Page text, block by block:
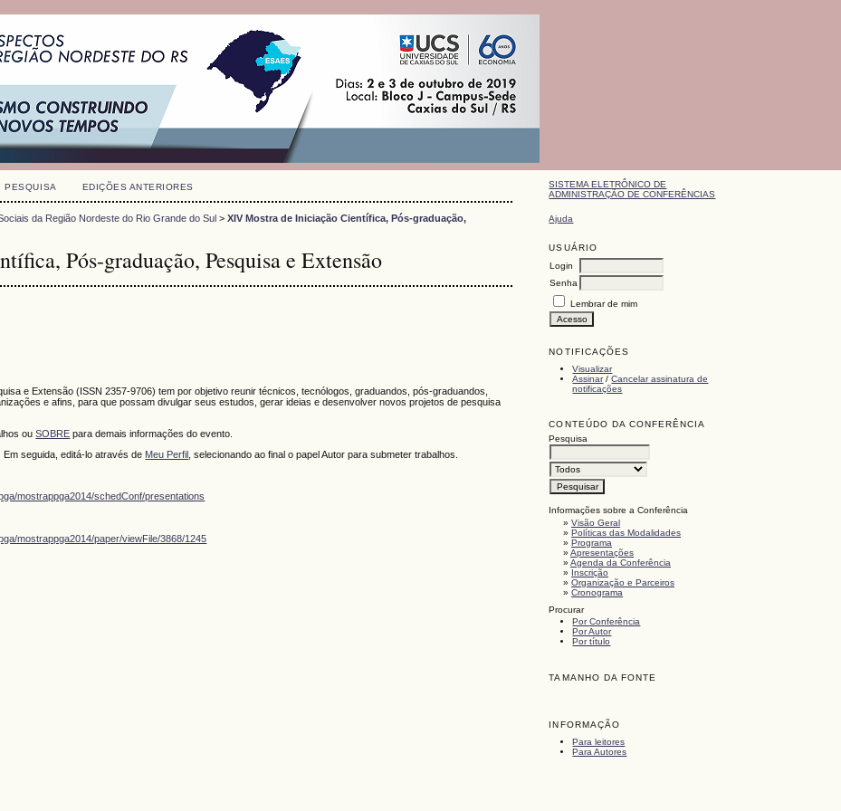
SISTEMA ELETRÔNICO DE
ADMINISTRAÇÃO DE CONFERÊNCIAS
Ajuda
USUÁRIO
Login
Senha
Lembrar de mim
NOTIFICAÇÕES
Visualizar
Assinar/Cancelar assinatura de
notificações
CONTEÚDO DA CONFERÊNCIA
Pesquisa
Informações sobre a Conferência
»Visão Geral
»Políticas das Modalidades
»Programa
»Apresentações
»Agenda da Conferência
» Inscrição
»Organização e Parceiros
»Cronograma
Procurar
Por Conferência
Por Autor
Por título
TAMANHO DA FONTE
INFORMAÇÃO
Para leitores
Para Autores
PESQUISA EDIÇÕES ANTERIORES
da Região Nordeste do Rio Grande do Sul >XIV Mostra de Iniciação Científica, Pós-graduação,
Pós-graduação, Pesquisa e Extensão
e Extensão (ISSN2357-9706) tem por objetivo reunir técnicos, tecnólogos, graduandos, pós-graduandos,
e afins, para que possam divulgar seus estudos, gerar ideias e desenvolver novos projetos de pesquisa
ouSOBRE para demais informações do evento.
. Em seguida, editá-lo através de Meu Perfil , selecionando ao final o papel Autor para submeter trabalhos.
mostrappga2014/schedConf/presentations
mostrappga2014/paper/viewFile/3868/1245